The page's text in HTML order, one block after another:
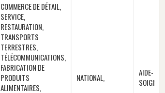
COMMERCE DE DÉTAIL,
SERVICE,
RESTAURATION,
TRANSPORTS
TERRESTRES,
TÉLÉCOMMUNICATIONS,
FABRICATION DE
PRODUITS
ALIMENTAIRES,
NATIONAL,
AIDE-